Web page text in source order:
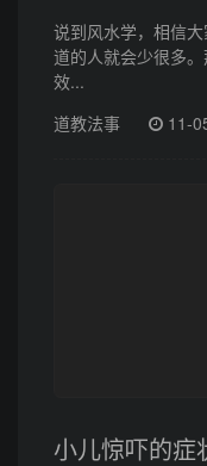
说到风水学，相信
道的人就会少很多
效...
道教法事
11-
小儿惊吓的症